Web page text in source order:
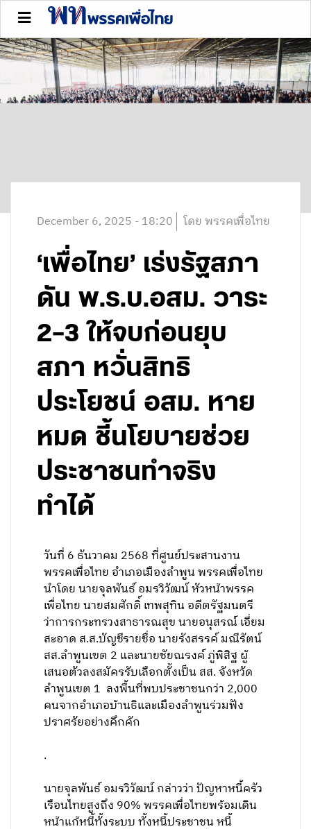
December 6, 2025 - 18:20 โดย พรรคเพื่อไทย
‘เพื่อไทย’ เร่งรัฐสภา
ดัน พ.ร.บ.อสม. วาระ
2–3 ให้จบก่อนยุบ
สภา หวั่นสิทธิ
ประโยชน์ อสม. หาย
หมด ชี้นโยบายช่วย
ประชาชนทำจริง
ทำได้
วันที่ 6 ธันวาคม 2568 ที่ศูนย์ประสานงาน
พรรคเพื่อไทย อำเภอเมืองลำพูน พรรคเพื่อไทย
นำโดย นายจุลพันธ์ อมรวิวัฒน์ หัวหน้าพรรค
เพื่อไทย นายสมศักดิ์ เทพสุทิน อดีตรัฐมนตรี
ว่าการกระทรวงสาธารณสุข นายอนุสรณ์ เอี่ยม
สะอาด ส.ส.บัญชีรายชื่อ นายรังสรรค์ มณีรัตน์
สส.ลำพูนเขต 2 และนายชัยณรงค์ ภู่พิสิฐ ผู้
เสนอตัวลงสมัครรับเลือกตั้งเป็น สส. จังหวัด
ลำพูนเขต 1 ลงพื้นที่พบประชาชนกว่า 2,000
คนจากอำเภอบ้านธิและเมืองลำพูนร่วมฟัง
ปราศรัยอย่างคึกคัก
.
นายจุลพันธ์ อมรวิวัฒน์ กล่าวว่า ปัญหาหนี้ครัว
เรือนไทยสูงถึง 90% พรรคเพื่อไทยพร้อมเดิน
หน้าแก้หนี้ทั้งระบบ ทั้งหนี้ประชาชน หนี้